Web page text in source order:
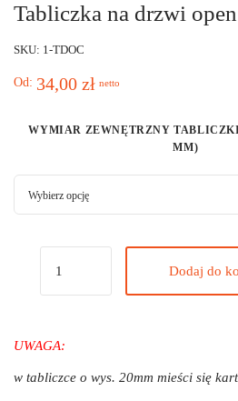
Tabliczka na drzwi
SKU: 1-TDOC
Od: 34,00 zł netto
WYMIAR ZEWNĘTRZNY
MM)
Dodaj do
UWAGA:
w tabliczce o wys. 20mm mieści się